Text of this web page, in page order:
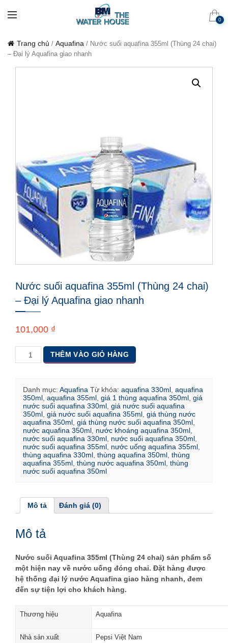
0
Trang chủ / Aquafina / Nước suối aquafina 355ml (Thùng 24 chai)
– Đại lý Aquafina giao nhanh
Nước suối aquafina 355ml (Thùng 24 chai)
– Đại lý Aquafina giao nhanh
101,000 ₫
lượng
THÊM VÀO GIỎ HÀNG
Danh mục: Aquafina Từ khóa: aquafina 330ml, aquafina
350ml, aquafina 355ml, giá 1 thùng aquafina 350ml, giá
nước suối aquafina 330ml, giá nước suối aquafina
350ml, giá nước suối aquafina 355ml, giá thùng nước
aquafina 350ml, giá thùng nước suối aquafina 350ml,
nước aquafina 350ml, nước khoáng aquafina 350ml,
nước suối aquafina 330ml, nước suối aquafina 350ml,
nước suối aquafina 355ml, nước uống aquafina 355ml,
thùng aquafina 330ml, thùng aquafina 350ml, thùng
aquafina 355ml, thùng nước aquafina 350ml, thùng
nước suối aquafina 350ml
Mô tả Đánh giá (0)
Mô tả
Nước suối Aquafina 355ml (Thùng 24 chai) sản phẩm số
một hiện nay về nước uống đóng chai. Đặt hàng được
hệ thống đại lý nước Aquafina giao hàng nhanh, đem
đến sự tiện lợi cho khách hàng.
Thương hiệu Aquafina
Nhà sản xuất Pepsi Việt Nam